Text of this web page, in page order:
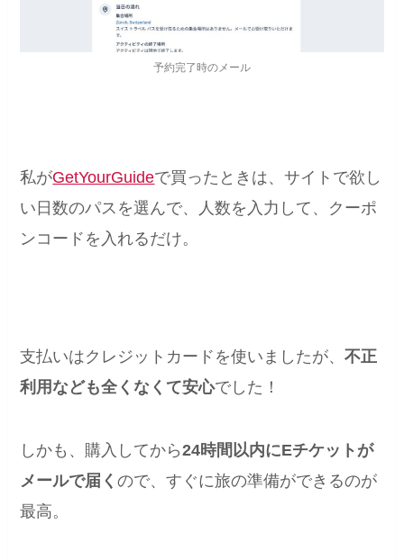
予約完了時のメール
私がGetYourGuideで買ったときは、サイトで欲し
い日数のパスを選んで、人数を入力して、クーポ
ンコードを入れるだけ。
支払いはクレジットカードを使いましたが、不正
利用なども全くなくて安心でした！
しかも、購入してから24時間以内にEチケットが
メールで届くので、すぐに旅の準備ができるのが
最高。